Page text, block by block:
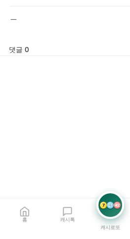
ㅡ
댓글 0
홈 캐시톡
7 21 42
캐시로또